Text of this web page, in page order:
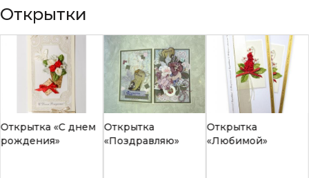
Открытки
Открытка «С днем
рождения»
Открытка
«Поздравляю»
Открытка
«Любимой»